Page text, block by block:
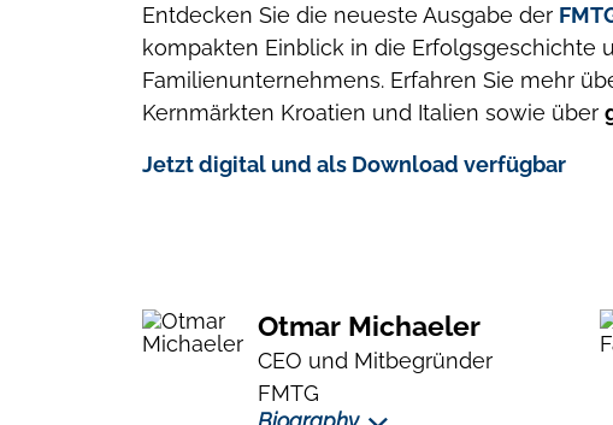
Entdecken Sie die neueste Ausgabe der
kompakten Einblick in die Erfolgsgeschichte
Familienunternehmens. Erfahren Sie mehr
Kernmärkten Kroatien und Italien sowie über
Jetzt digital und als Download verfügbar
Otmar Michaeler
CEO und Mitbegründer
FMTG